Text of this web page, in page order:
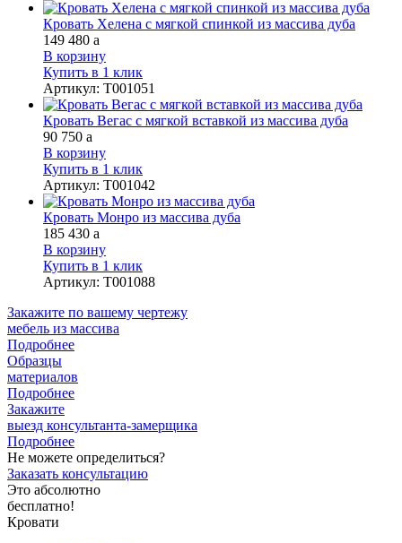
Кровать Хелена с мягкой спинкой из массива дуба
149 480 a
В корзину
Купить в 1 клик
Артикул: Т001051
Кровать Вегас с мягкой вставкой из массива дуба
90 750 a
В корзину
Купить в 1 клик
Артикул: Т001042
Кровать Монро из массива дуба
185 430 a
В корзину
Купить в 1 клик
Артикул: Т001088
Закажите по вашему чертежу
мебель из массива
Подробнее
Образцы
материалов
Подробнее
Закажите
выезд консультанта-замерщика
Подробнее
Не можете определиться?
Заказать консультацию
Это абсолютно
бесплатно!
Кровати